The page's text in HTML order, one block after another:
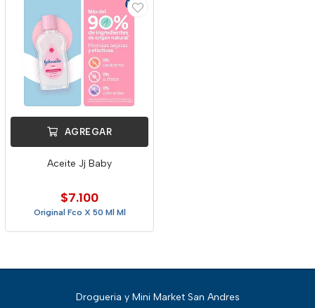
AGREGAR
Aceite Jj Baby
$7.100
Original Fco X 50 Ml Ml
Drogueria y Mini Market San Andres